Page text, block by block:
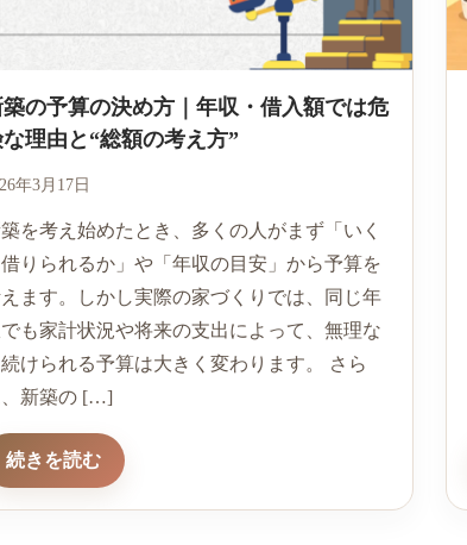
築の予算の決め方｜年収・借入額では危
な理由と“総額の考え方”
年3月17日
を考え始めたとき、多くの人がまず「いく
借りられるか」や「年収の目安」から予算を
ます。しかし実際の家づくりでは、同じ年
も家計状況や将来の支出によって、無理な
続けられる予算は大きく変わります。 さら
、新築の […]
続きを読む